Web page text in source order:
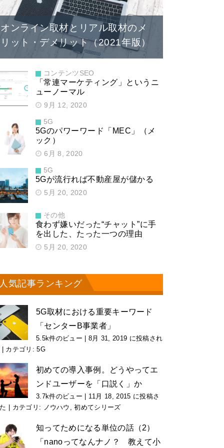
オンライン取材とリアル取材のメ
リット・デメリット（2021年版）
コンテンツSEO
「常連マーケティング」というニ
ューノーマル
9月 12, 2020
5G
5Gのパワーワード「MEC」（メ
ック）
6月 8, 2020
5G
5Gが流行れば不動産屋が儲かる
5月 20, 2020
その他
食わず嫌いだった“チャット”に手
を出した、たった一つの理由
5月 20, 2020
気記事ランキング
5G取材における重要キーワード
「センターB事業者」
5.5k件のビュー
8月 31, 2019 に投稿され
カテゴリ:5G
初めての導入事例。どうやってエ
ンドユーザーを「口説く」か
3.7k件のビュー
11月 18, 2015 に投稿さ
カテゴリ: ノウハウ ,初めてシリーズ
知ってためになる単位の話（2）
「nanoってなんナノ？ 教えて小